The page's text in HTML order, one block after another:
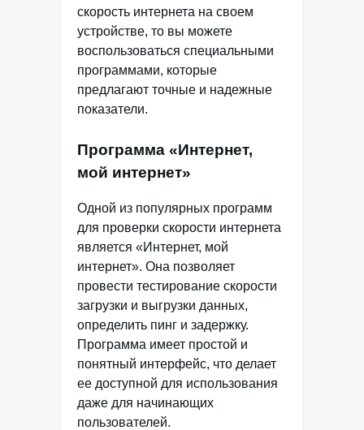
скорость интернета на своем
устройстве, то вы можете
воспользоваться специальными
программами, которые
предлагают точные и надежные
показатели.
Программа «Интернет,
мой интернет»
Одной из популярных программ
для проверки скорости интернета
является «Интернет, мой
интернет». Она позволяет
провести тестирование скорости
загрузки и выгрузки данных,
определить пинг и задержку.
Программа имеет простой и
понятный интерфейс, что делает
ее доступной для использования
даже для начинающих
пользователей.